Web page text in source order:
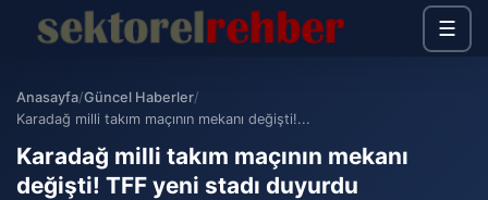
☰
Anasayfa/Güncel Haberler/
Karadağ milli takım maçının mekanı değişti!...
Karadağ milli takım maçının mekanı
değişti! TFF yeni stadı duyurdu